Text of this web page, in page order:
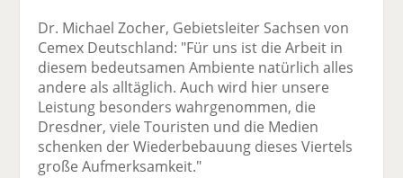
Dr. Michael Zocher, Gebietsleiter Sachsen von
Cemex Deutschland: "Für uns ist die Arbeit in
diesem bedeutsamen Ambiente natürlich alles
andere als alltäglich. Auch wird hier unsere
Leistung besonders wahrgenommen, die
Dresdner, viele Touristen und die Medien
schenken der Wiederbebauung dieses Viertels
große Aufmerksamkeit."